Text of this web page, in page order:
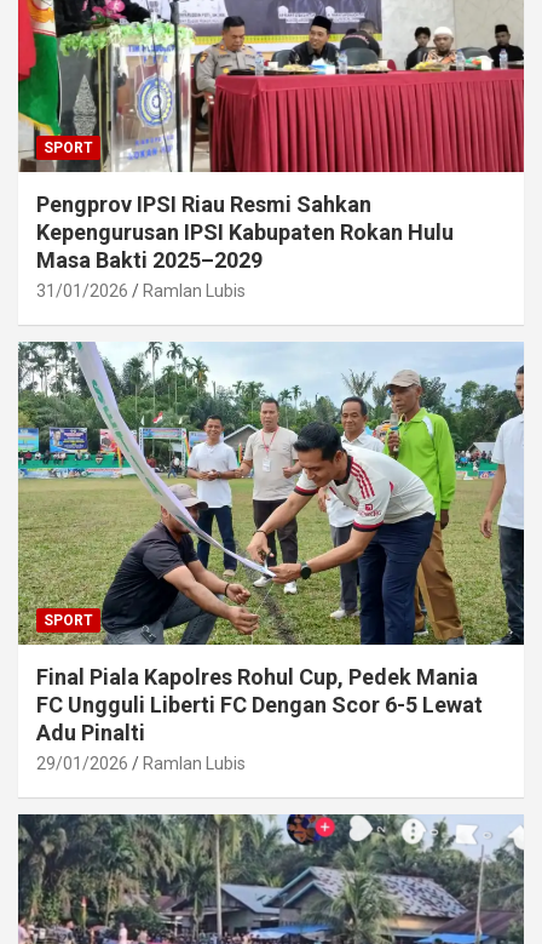
SPORT
Pengprov IPSI Riau Resmi Sahkan
Kepengurusan IPSI Kabupaten Rokan Hulu
Masa Bakti 2025–2029
31/01/2026 Ramlan Lubis
SPORT
Final Piala Kapolres Rohul Cup, Pedek Mania
FC Ungguli Liberti FC Dengan Scor 6-5 Lewat
Adu Pinalti
29/01/2026 Ramlan Lubis